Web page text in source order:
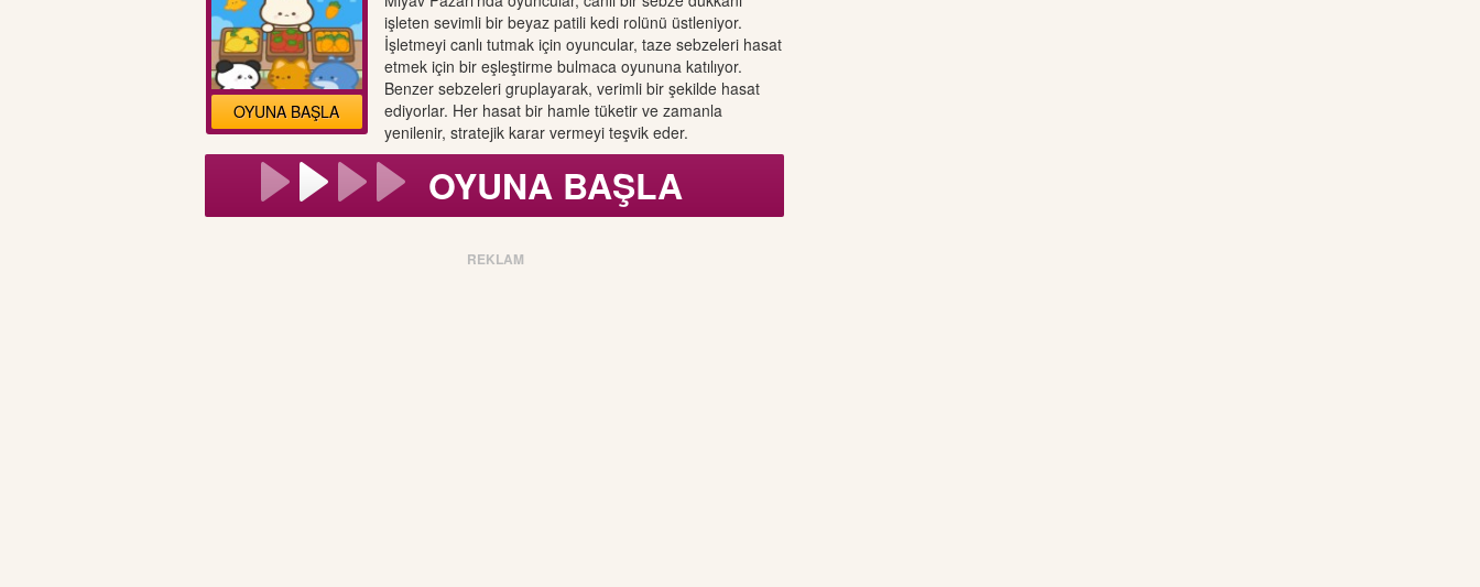
OYUNA BAŞLA
işleten sevimli bir beyaz patili kedi rolünü üstleniyor.
İşletmeyi canlı tutmak için oyuncular, taze sebzeleri hasat
etmek için bir eşleştirme bulmaca oyununa katılıyor.
Benzer sebzeleri gruplayarak, verimli bir şekilde hasat
ediyorlar. Her hasat bir hamle tüketir ve zamanla
yenilenir, stratejik karar vermeyi teşvik eder.
OYUNA BAŞLA
REKLAM